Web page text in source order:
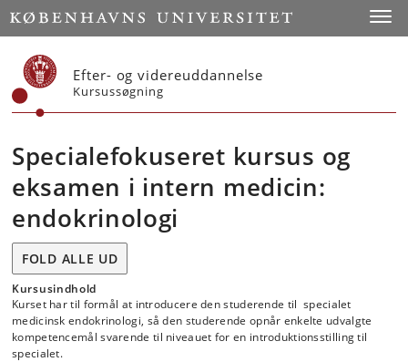
Start
Efter- og videreuddannelse
Kursussøgning
Specialefokuseret kursus og
eksamen i intern medicin:
endokrinologi
FOLD ALLE UD
Kursusindhold
Kurset har til formål at introducere den studerende til specialet
medicinsk endokrinologi, så den studerende opnår enkelte udvalgte
kompetencemål svarende til niveauet for en introduktionsstilling til
specialet.